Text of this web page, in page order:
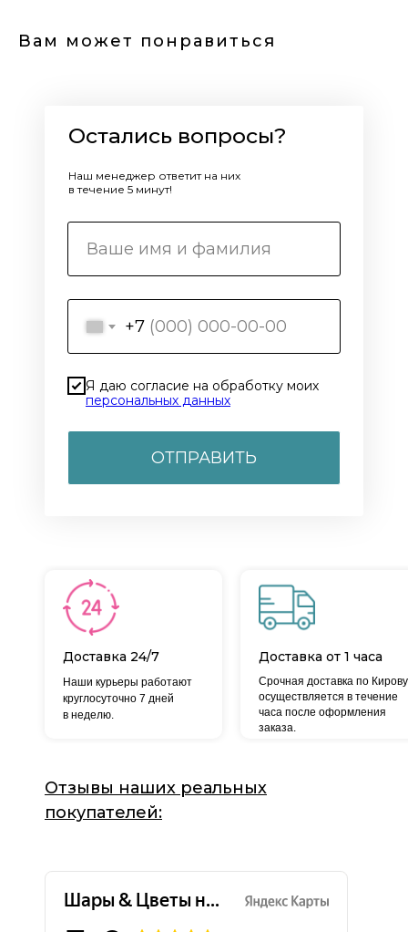
Вам может понравиться
+7
Я даю согласие на обработку моих
персональных данных
ОТПРАВИТЬ
Остались вопросы?
Наш менеджер ответит на них
в течение 5 минут!
Доставка 24/7
Срочная доставка по Кирову
осуществляется в течение
часа после оформления
заказа.
Наши курьеры работают
круглосуточно 7 дней
в неделю.
Доставка от 1 часа
Отзывы наших реальных
покупателей: